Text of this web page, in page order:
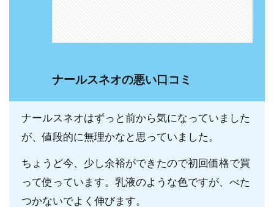
ナールスネオの悪い口コミ
ナールスネオはずっと前から気になっていました
が、値段的に無理かなと思っていました。
ちょうど今、少し余裕ができたので初回価格で買
って使っています。乳液のような色ですが、べた
つかないでよく伸びます。